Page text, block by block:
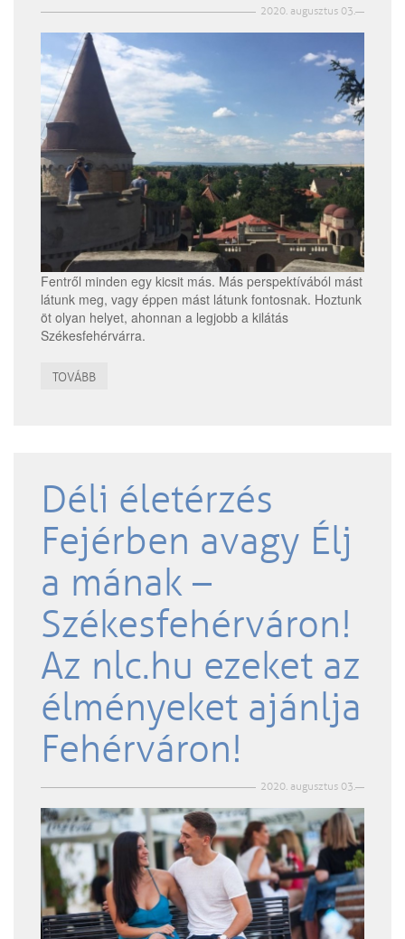
2020. augusztus 03.
Fentről minden egy kicsit más. Más perspektívából mást
látunk meg, vagy éppen mást látunk fontosnak. Hoztunk
öt olyan helyet, ahonnan a legjobb a kilátás
Székesfehérvárra.
TOVÁBB
Déli életérzés
Fejérben avagy Élj
a mának –
Székesfehérváron!
Az nlc.hu ezeket az
élményeket ajánlja
Fehérváron!
2020. augusztus 03.